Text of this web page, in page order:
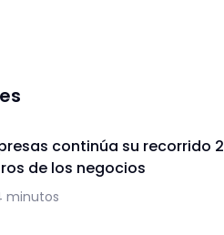
continúa su recorrido
de los negocios
minutos